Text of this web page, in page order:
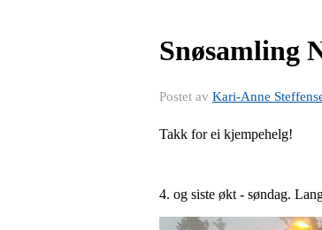
Snøsamling
Postet av Kari-Anne
Takk for ei kjempehelg!
4. og siste økt - søndag.